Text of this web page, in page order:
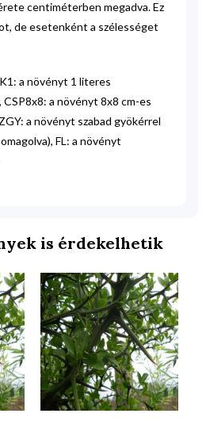
centiméterben megadva. Ez
de esetenként a szélességet
a növényt 1 literes
a növényt 8x8 cm-es
a növényt szabad gyökérrel
FL: a növényt
is érdekelhetik